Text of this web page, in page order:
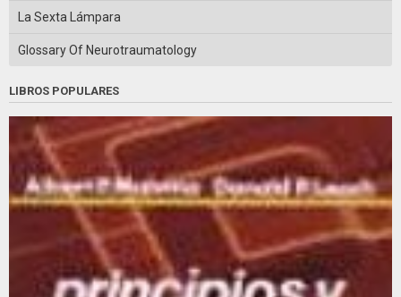
La Sexta Lámpara
Glossary Of Neurotraumatology
LIBROS POPULARES